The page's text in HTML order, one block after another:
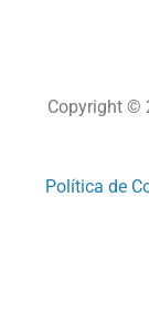
Copyright ©
Política de